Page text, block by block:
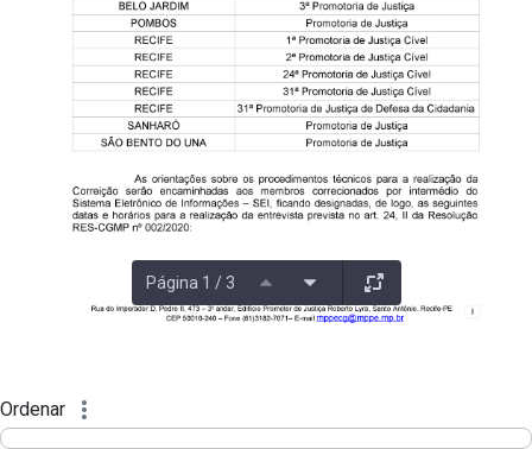
Página 1 / 3
Ordenar